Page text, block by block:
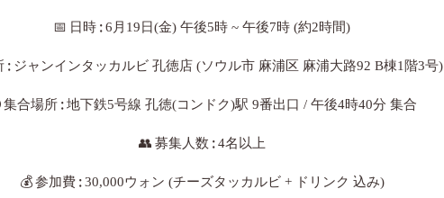
📅 日時 :6月19日(金) 午後5時 ~ 午後7時 (約2時間)
: ジャンインタッカルビ 孔徳店 (ソウル市 麻浦区 麻浦大路92 B棟1階3号)
集合場所:地下鉄5号線 孔徳(コンドク)駅 9番出口 / 午後4時40分 集合
👥募集人数 :4名以上
💰参加費:30,000ウォン (チーズタッカルビ + ドリンク 込み)